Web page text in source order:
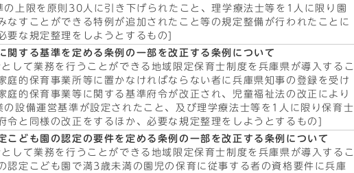
上限を原則30人に引き下げられたこと、理学療法士等を1人に限り園
なすことができる特例が追加されたこと等の規定整備が行われたことに
要な規定整理をしようとするもの]
関する基準を定める条例の一部を改正する条例について
して業務を行うことができる地域限定保育士制度を兵庫県が導入するこ
庭的保育事業所等に置かなければならない者に兵庫県知事の登録を受け
庭的保育事業等に関する基準府令が改正され、児童福祉法の改正により
設備運営基準が設定されたこと、及び理学療法士等を1人に限り保育士
令と同様の改正をするほか、必要な規定整理をしようとするもの]
こども園の認定の要件を定める条例の一部を改正する条例について
して業務を行うことができる地域限定保育士制度を兵庫県が導入するこ
認定こども園で満3歳未満の園児の保育に従事する者の資格要件に兵庫